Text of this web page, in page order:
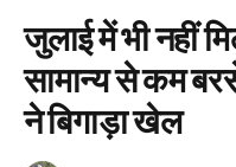
जुलाई में भी नहीं
सामान्य से कम
ने बिगाड़ा खेल